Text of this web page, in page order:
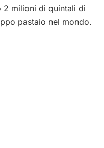
2 milioni di quintali di
pastaio nel mondo.